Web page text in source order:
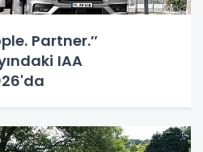
Partner.″
IAA